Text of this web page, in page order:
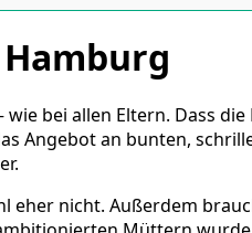
bei allen Eltern. Dass
Angebot an bunten,
nicht. Außerdem